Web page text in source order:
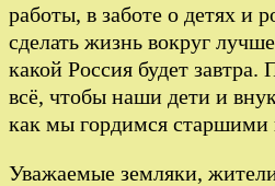
работы, в заботе о детях и
сделать жизнь вокруг
какой Россия будет
всё, чтобы наши дети и
как мы гордимся старшими
Уважаемые земляки,